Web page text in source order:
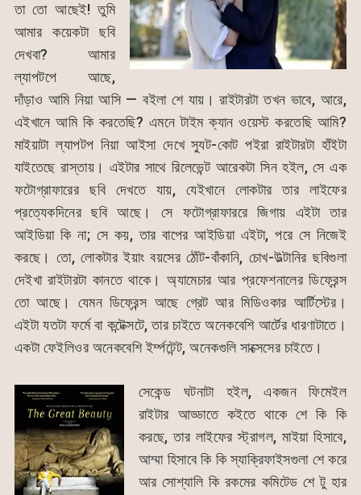
তা তো আছেই! তুমি
আমার কয়েকটা ছবি
দেখবা? আমার
ল্যাপটপে আছে,
দাঁড়াও আমি নিয়া আসি — বইলা শে যায়। রাইটারটা তখন ভাবে, আরে,
এইখানে আমি কি করতেছি? এমনে টাইম ক্যান ওয়েস্ট করতেছি আমি?
মাইয়াটা ল্যাপটপ নিয়া আইসা দেখে স্যুট-কোট পইরা রাইটারটা হাঁইটা
যাইতেছে রাস্তায়। এইটার সাথে রিলেভেন্ট আরেকটা সিন হইল, সে এক
ফটোগ্রাফারের ছবি দেখতে যায়, যেইখানে লোকটার তার লাইফের
প্রত্যেকদিনের ছবি আছে। সে ফটোগ্রাফাররে জিগায় এইটা তার
আইডিয়া কি না; সে কয়, তার বাপের আইডিয়া এইটা, পরে সে নিজেই
করছে। তো, লোকটার ইয়াং বয়সের ঠোঁট-বাঁকানি, চোখ-উল্টানির ছবিগুলা
দেইখা রাইটারটা কানতে থাকে। অ্যামেচার আর প্রফেশনালের ডিফ্রেন্স
তো আছে। যেমন ডিফ্রেন্স আছে গ্রেট আর মিডিওকার আর্টিস্টের।
এইটা যতটা ফর্মে বা কন্টেক্সটে, তার চাইতে অনেকবেশি আর্টের ধারণাটাতে।
একটা ফেইলিওর অনেকবেশি ইর্ম্পটেন্ট, অনেকগুলি সাক্সেসের চাইতে।
সেকেন্ড ঘটনাটা হইল, একজন ফিমেইল
রাইটার আড্ডাতে কইতে থাকে শে কি কি
করছে, তার লাইফের স্ট্রাগল, মাইয়া হিসাবে,
আম্মা হিসাবে কি কি স্যাক্রিফাইসগুলা শে করে
আর সোশ্যালি কি রকমের কমিটেড শে টু হার